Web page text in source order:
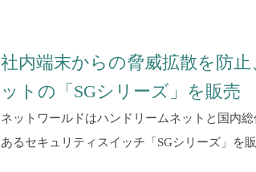
社内端末からの脅威拡散を防
ットの「SGシリーズ」を販売
ネットワールドはハンドリームネットと国内
あるセキュリティスイッチ「SGシリーズ」を販